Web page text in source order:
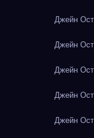
Джейн
Джейн
Джейн
Джейн
Джейн